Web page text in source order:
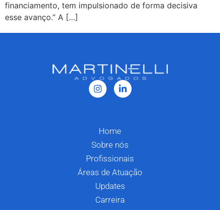
financiamento, tem impulsionado de forma decisiva
esse avanço.” A […]
Home
Sobre nós
Profissionais
Áreas de Atuação
Updates
Carreira